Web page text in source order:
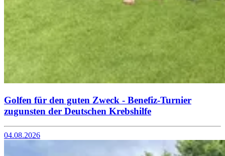
Golfen für den guten Zweck - Benefiz-Turnier
zugunsten der Deutschen Krebshilfe
04.08.2026